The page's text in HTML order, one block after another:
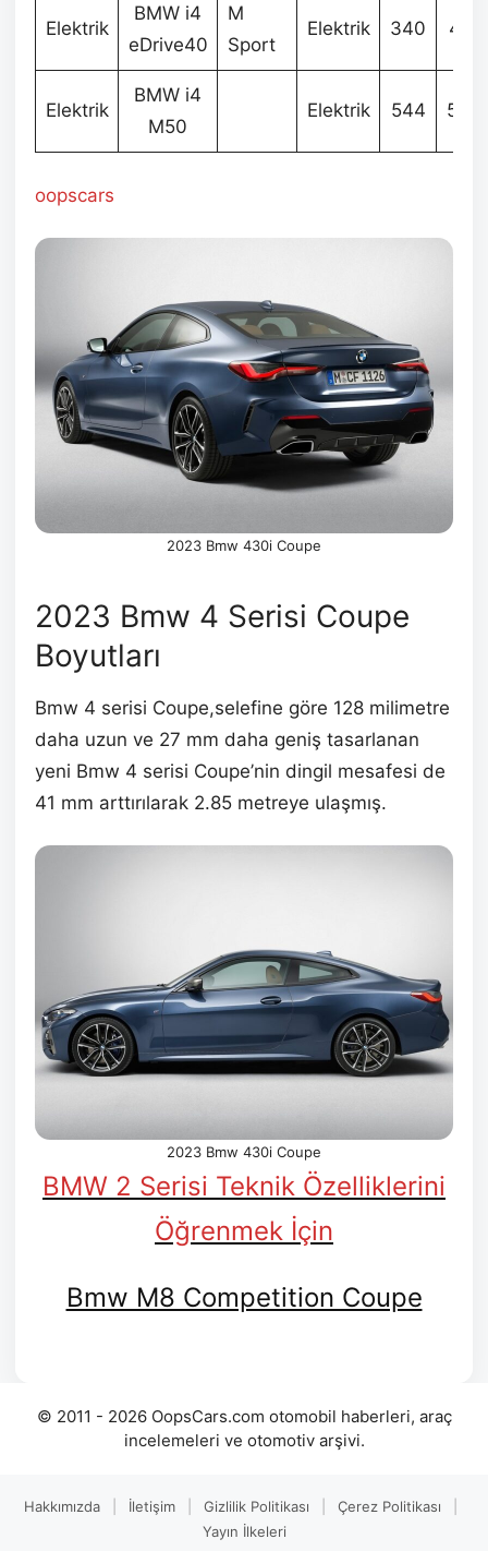
Elektrik
BMW i4
eDrive40
M
Sport
Elektrik 340
Elektrik
BMW i4
M50
Elektrik 544
oopscars
2023 Bmw 430i Coupe
2023 Bmw 4 Serisi Coupe
Boyutları
Bmw 4 serisi Coupe,selefine göre 128 milimetre
daha uzun ve 27 mm daha geniş tasarlanan
yeni Bmw 4 serisi Coupe’nin dingil mesafesi de
41 mm arttırılarak 2.85 metreye ulaşmış.
2023 Bmw 430i Coupe
BMW 2 Serisi Teknik Özelliklerini
Öğrenmek İçin
Bmw M8 Competition Coupe
© 2011 - 2026 OopsCars.com otomobil haberleri, araç
incelemeleri ve otomotiv arşivi.
Hakkımızda İletişim Gizlilik Politikası Çerez Politikası
Yayın İlkeleri